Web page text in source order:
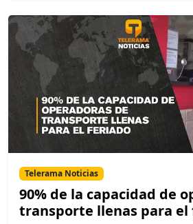
Telerama Noticias
90% de la capacidad de
transporte llenas para el